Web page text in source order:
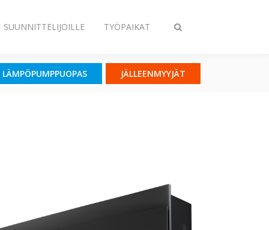
Vaihda
SUUNNITTELIJOILLE TYÖPAIKAT
LÄMPÖPUMPPUOPAS JÄLLEENMYYJÄT